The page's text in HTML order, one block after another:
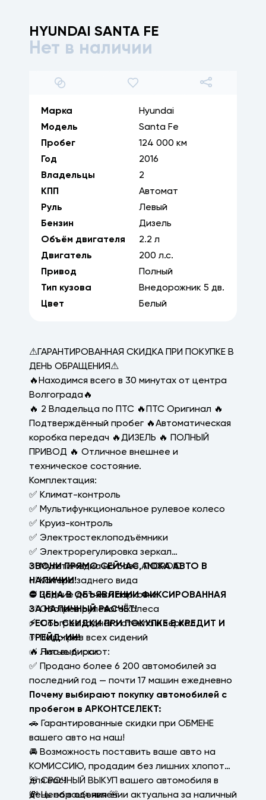
HYUNDAI SANTA FE
Нет в наличии
1/ 27
Марка
Hyundai
Модель
Santa Fe
Пробег
124 000 км
Год
2016
Владельцы
2
КПП
Автомат
Руль
Левый
Бензин
Дизель
Объём двигателя
2.2 л
Двигатель
200 л.с.
Привод
Полный
Тип кузова
Внедорожник 5 дв.
Цвет
Белый
⚠ГАРАНТИРОВАННАЯ СКИДКА ПРИ ПОКУПКЕ В
ДЕНЬ ОБРАЩЕНИЯ⚠
🔥Находимся всего в 30 минутах от центра
Волгограда🔥
🔥 2 Владельца по ПТС 🔥ПТС Оригинал 🔥
Подтверждённый пробег 🔥Автоматическая
коробка передач 🔥ДИЗЕЛЬ 🔥 ПОЛНЫЙ
ПРИВОД 🔥 Отличное внешнее и
техническое состояние.
Комплектация:
✅ Климат-контроль
✅ Мультифункциональное рулевое колесо
✅ Круиз-контроль
✅ Электростеклоподъёмники
✅ Электрорегулировка зеркал
✅ Мультимедиа на базе ANDROID
✅ Камера заднего вида
✅ Задние датчики парковки
✅ Обогрев рулевого колеса
✅ Обогрев заднего стекла и зеркал
✅ Подогрев всех сидений
✅ Литые диски
ЗВОНИ ПРЯМО СЕЙЧАС, ПОКА АВТО В
НАЛИЧИИ!
⛔ ЦЕНА В ОБЪЯВЛЕНИИ ФИКСИРОВАННАЯ
ЗА НАЛИЧНЫЙ РАСЧЁТ!
⚡ЕСТЬ СКИДКИ ПРИ ПОКУПКЕ В КРЕДИТ И
ТРЕЙД-ИН!
🔥 Нас выбирают:
✅ Продано более 6 200 автомобилей за
последний год — почти 17 машин ежедневно
Почему выбирают покупку автомобилей с
пробегом в АРКОНТСЕЛЕКТ:
🚗 Гарантированные скидки при ОБМЕНЕ
вашего авто на наш!
🚘 Возможность поставить ваше авто на
КОМИССИЮ, продадим без лишних хлопот
для вас!
💸 Цена в объявлении актуальна за наличный
🚨 СРОЧНЫЙ ВЫКУП вашего автомобиля в
день обращения 🚨